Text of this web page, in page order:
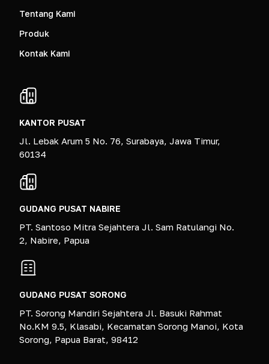
Tentang Kami
Produk
Kontak Kami
KANTOR PUSAT
Jl. Lebak Arum 5 No. 76, Surabaya, Jawa Timur,
60134
GUDANG PUSAT NABIRE
PT. Santoso Mitra Sejahtera Jl. Sam Ratulangi No.
2, Nabire, Papua
GUDANG PUSAT SORONG
PT. Sorong Mandiri Sejahtera Jl. Basuki Rahmat
No.KM 9.5, Klasabi, Kecamatan Sorong Manoi, Kota
Sorong, Papua Barat, 98412